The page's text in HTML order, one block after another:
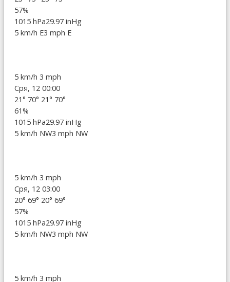
57%
1015 hPa29.97 inHg
5 km/h E3 mph E
5 km/h 3 mph
Сря, 12 00:00
21° 70° 21° 70°
61%
1015 hPa29.97 inHg
5 km/h NW3 mph NW
5 km/h 3 mph
Сря, 12 03:00
20° 69° 20° 69°
57%
1015 hPa29.97 inHg
5 km/h NW3 mph NW
5 km/h 3 mph